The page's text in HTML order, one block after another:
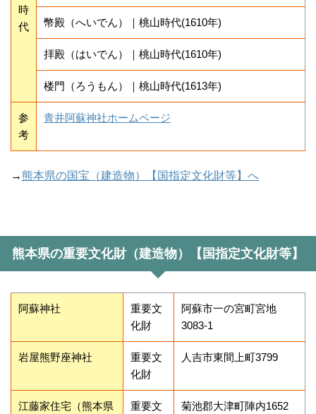
時
代
幣殿（へいでん）｜桃山時代(1610年)
拝殿（はいでん）｜桃山時代(1610年)
楼門（ろうもん）｜桃山時代(1613年)
参
考
青井阿蘇神社ホームページ
→ 熊本県の国宝（建造物）【国指定文化財等】へ
熊本県の重要文化財（建造物）【国指定文化財等】
阿蘇神社
重要文
化財
阿蘇市一の宮町宮地
3083-1
岩屋熊野座神社
重要文
化財
人吉市東間上町3799
江藤家住宅（熊本県 重要文 菊池郡大津町陣内1652